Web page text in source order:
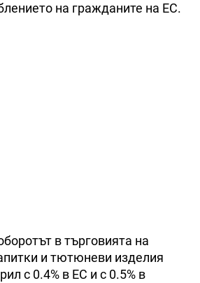
на гражданите на ЕС.
в търговията на
и тютюневи изделия
с 0.4% в ЕС и с 0.5% в